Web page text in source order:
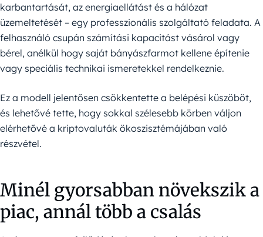
karbantartását, az energiaellátást és a hálózat
üzemeltetését – egy professzionális szolgáltató feladata. A
felhasználó csupán számítási kapacitást vásárol vagy
bérel, anélkül hogy saját bányászfarmot kellene építenie
vagy speciális technikai ismeretekkel rendelkeznie.
Ez a modell jelentősen csökkentette a belépési küszöböt,
és lehetővé tette, hogy sokkal szélesebb körben váljon
elérhetővé a kriptovaluták ökoszisztémájában való
részvétel.
Minél gyorsabban növekszik a
piac, annál több a csalás